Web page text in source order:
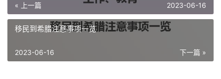
« 上一篇 2023-06-16
移民到希腊注意事项一览
下一篇 »
2023-06-16